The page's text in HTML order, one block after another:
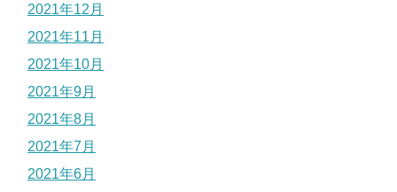
2021年12月
2021年11月
2021年10月
2021年9月
2021年8月
2021年7月
2021年6月